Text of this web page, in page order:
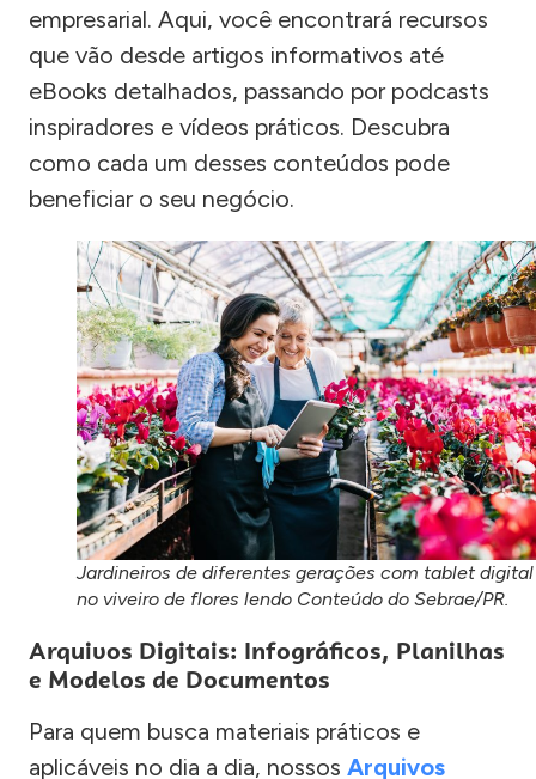
empresarial. Aqui, você encontrará recursos
que vão desde artigos informativos até
eBooks detalhados, passando por podcasts
inspiradores e vídeos práticos. Descubra
como cada um desses conteúdos pode
beneficiar o seu negócio.
Jardineiros de diferentes gerações com tablet digital
no viveiro de flores lendo Conteúdo do Sebrae/PR.
Arquivos Digitais: Infográficos, Planilhas
e Modelos de Documentos
Para quem busca materiais práticos e
aplicáveis no dia a dia, nossos Arquivos